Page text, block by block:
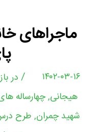
ماجراهای
۱۴۰۲-۰۳-۱۶ / در
هیجانی,چهارساله
شهید چمران, طرح